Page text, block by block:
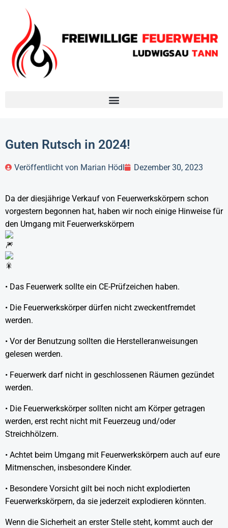
Guten Rutsch in 2024!
Veröffentlicht von Marian Hödl Dezember 30, 2023
Da der diesjährige Verkauf von Feuerwerkskörpern schon
vorgestern begonnen hat, haben wir noch einige Hinweise für
den Umgang mit Feuerwerkskörpern
• Das Feuerwerk sollte ein CE-Prüfzeichen haben.
• Die Feuerwerkskörper dürfen nicht zweckentfremdet
werden.
• Vor der Benutzung sollten die Herstelleranweisungen
gelesen werden.
• Feuerwerk darf nicht in geschlossenen Räumen gezündet
werden.
• Die Feuerwerkskörper sollten nicht am Körper getragen
werden, erst recht nicht mit Feuerzeug und/oder
Streichhölzern.
• Achtet beim Umgang mit Feuerwerkskörpern auch auf eure
Mitmenschen, insbesondere Kinder.
• Besondere Vorsicht gilt bei noch nicht explodierten
Feuerwerkskörpern, da sie jederzeit explodieren könnten.
Wenn die Sicherheit an erster Stelle steht, kommt auch der